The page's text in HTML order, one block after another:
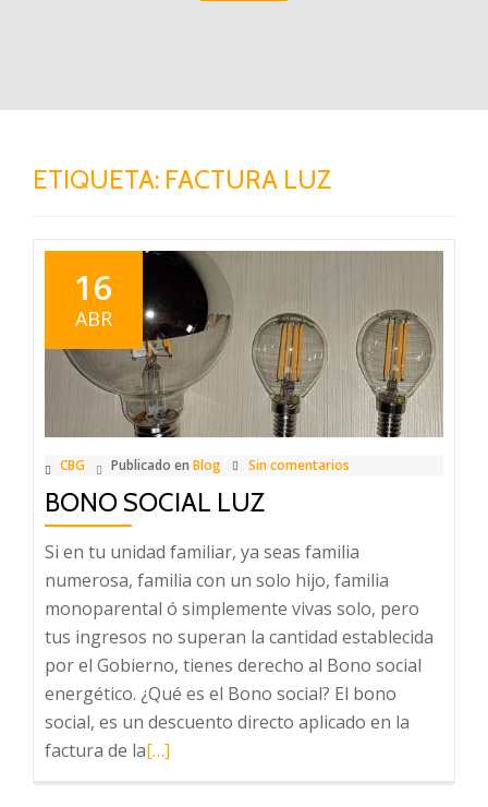
ETIQUETA: FACTURA LUZ
16
ABR
CBG Publicado en Blog Sin comentarios
BONO SOCIAL LUZ
Si en tu unidad familiar, ya seas familia
numerosa, familia con un solo hijo, familia
monoparental ó simplemente vivas solo, pero
tus ingresos no superan la cantidad establecida
por el Gobierno, tienes derecho al Bono social
energético. ¿Qué es el Bono social? El bono
social, es un descuento directo aplicado en la
factura de laLeer
[…]